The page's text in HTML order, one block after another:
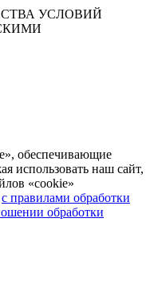
УСЛОВИЙ
обеспечивающие
использовать наш сайт,
«cookie»
с правилами обработки
обработки